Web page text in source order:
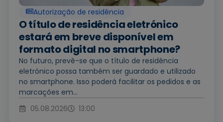
Autorização de residência
O título de residência eletrónico
estará em breve disponível em
formato digital no smartphone?
No futuro, prevê-se que o título de residência
eletrónico possa também ser guardado e utilizado
no smartphone. Isso poderá facilitar os pedidos e as
marcações em...
05.08.2026
13:00